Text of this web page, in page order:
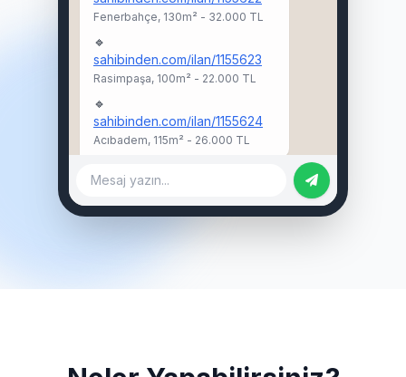
Fenerbahçe, 130m² - 32.000 TL
🔹
sahibinden.com/ilan/1155623
Rasimpaşa, 100m² - 22.000 TL
🔹
sahibinden.com/ilan/1155624
Acıbadem, 115m² - 26.000 TL
Mesaj yazın...